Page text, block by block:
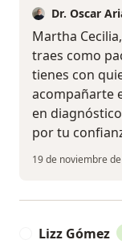
Dr. Oscar
Martha
traes como
tienes con
acompañarte
en
por tu
19 de noviembre
Lizz Gómez